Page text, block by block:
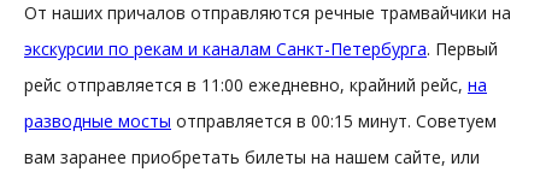
От наших причалов отправляются речные трамвайчики на
экскурсии по рекам и каналам Санкт-Петербурга. Первый
рейс отправляется в 11:00 ежедневно, крайний рейс, на
разводные мосты отправляется в 00:15 минут. Советуем
вам заранее приобретать билеты на нашем сайте, или